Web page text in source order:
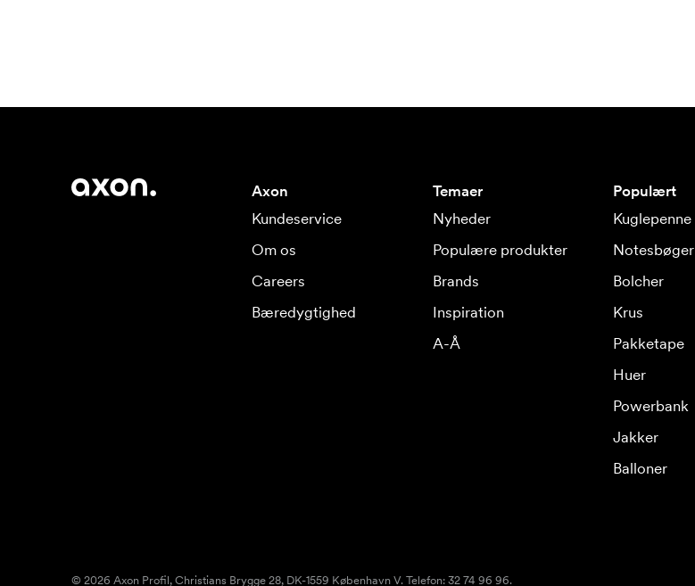
Axon
Kundeservice
Om os
Careers
Bæredygtighed
Temaer
Nyheder
Populære produkter
Brands
Inspiration
A-Å
Populært
Kuglepenne
Notesbøger
Bolcher
Krus
Pakketape
Huer
Powerbank
Jakker
Balloner
© 2026 Axon Profil, Christians Brygge 28, DK-1559 København V. Telefon: 32 74 96 96.